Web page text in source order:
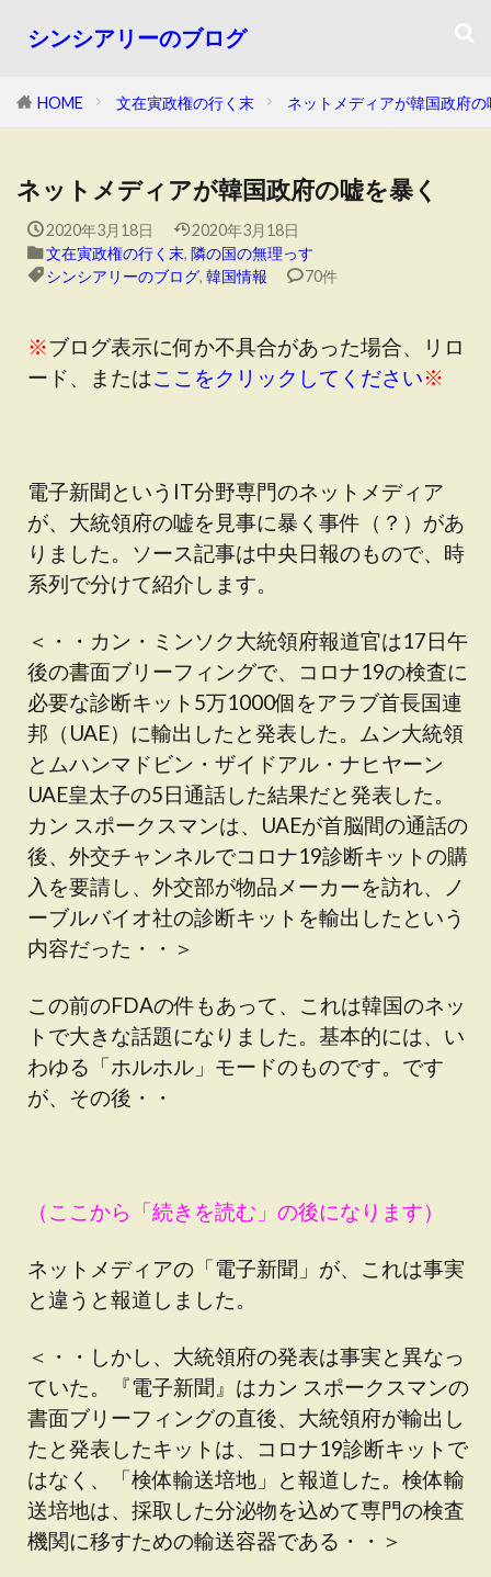
シンシアリーのブログ
HOME 文在寅政権の行く末 ネットメディアが韓国政府
ネットメディアが韓国政府の嘘を暴く
2020年3月18日
2020年3月18日
文在寅政権の行く末, 隣の国の無理っす
シンシアリーのブログ, 韓国情報 70件
※ブログ表示に何か不具合があった場合、リロ
ード、またはここをクリックしてください※
電子新聞というIT分野専門のネットメディア
が、大統領府の嘘を見事に暴く事件（？）があ
りました。ソース記事は中央日報のもので、時
系列で分けて紹介します。
＜・・カン・ミンソク大統領府報道官は17日午
後の書面ブリーフィングで、コロナ19の検査に
必要な診断キット5万1000個をアラブ首長国連
邦（UAE）に輸出したと発表した。ムン大統領
とムハンマドビン・ザイドアル・ナヒヤーン
UAE皇太子の5日通話した結果だと発表した。
カン スポークスマンは、UAEが首脳間の通話の
後、外交チャンネルでコロナ19診断キットの購
入を要請し、外交部が物品メーカーを訪れ、ノ
ーブルバイオ社の診断キットを輸出したという
内容だった・・＞
この前のFDAの件もあって、これは韓国のネッ
トで大きな話題になりました。基本的には、い
わゆる「ホルホル」モードのものです。です
が、その後・・
（ここから「続きを読む」の後になります）
ネットメディアの「電子新聞」が、これは事実
と違うと報道しました。
＜・・しかし、大統領府の発表は事実と異なっ
ていた。『電子新聞』はカン スポークスマンの
書面ブリーフィングの直後、大統領府が輸出し
たと発表したキットは、コロナ19診断キットで
はなく、「検体輸送培地」と報道した。検体輸
送培地は、採取した分泌物を込めて専門の検査
機関に移すための輸送容器である・・＞